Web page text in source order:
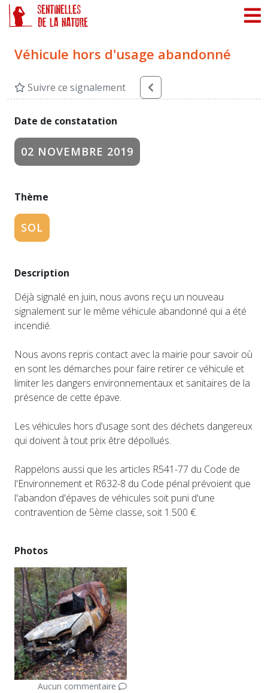
Véhicule hors d'usage abandonné
Suivre ce signalement
Date de constatation
02 NOVEMBRE 2019
Thème
SOL
Description
Déjà signalé en juin, nous avons reçu un nouveau
signalement sur le même véhicule abandonné qui a été
incendié.
Nous avons repris contact avec la mairie pour savoir où
en sont les démarches pour faire retirer ce véhicule et
limiter les dangers environnementaux et sanitaires de la
présence de cette épave.
Les véhicules hors d'usage sont des déchets dangereux
qui doivent à tout prix être dépollués.
Rappelons aussi que les articles R541-77 du Code de
l'Environnement et R632-8 du Code pénal prévoient que
l'abandon d'épaves de véhicules soit puni d'une
contravention de 5ème classe, soit 1.500 €.
Photos
Aucun commentaire
Panneau de gestion des cookies